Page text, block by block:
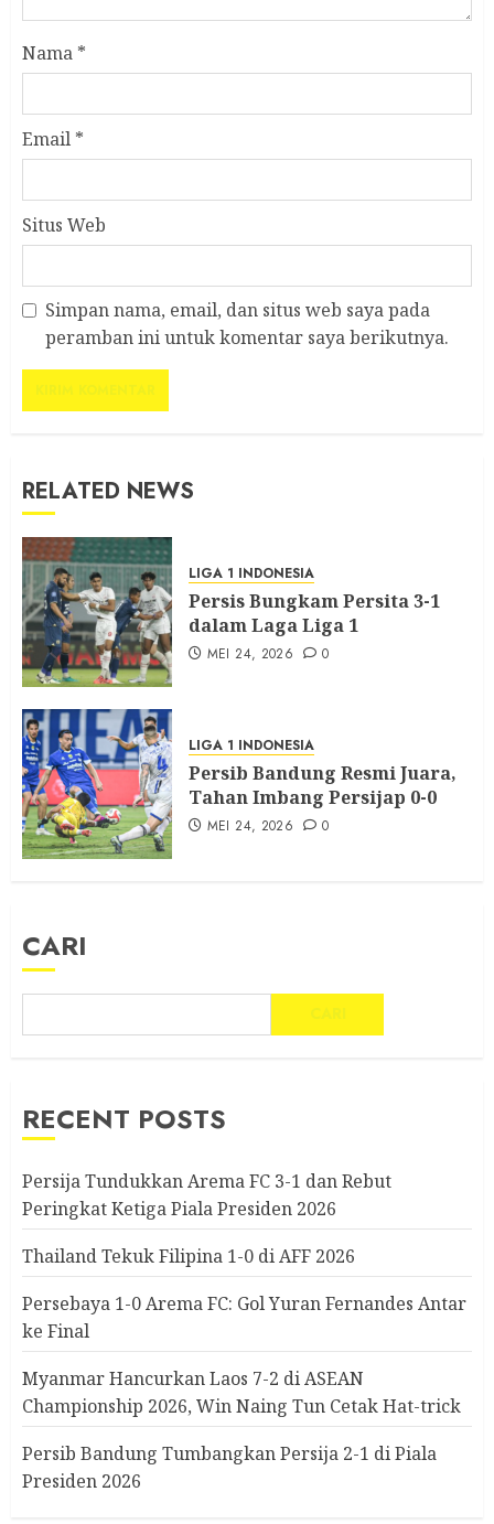
Nama *
Email *
Situs Web
Simpan nama, email, dan situs web saya pada
peramban ini untuk komentar saya berikutnya.
RELATED NEWS
LIGA 1 INDONESIA
Persis Bungkam Persita 3-1
dalam Laga Liga 1
MEI 24, 2026 0
LIGA 1 INDONESIA
Persib Bandung Resmi Juara,
Tahan Imbang Persijap 0-0
MEI 24, 2026 0
CARI
RECENT POSTS
Persija Tundukkan Arema FC 3-1 dan Rebut
Peringkat Ketiga Piala Presiden 2026
Thailand Tekuk Filipina 1-0 di AFF 2026
Persebaya 1-0 Arema FC: Gol Yuran Fernandes Antar
ke Final
Myanmar Hancurkan Laos 7-2 di ASEAN
Championship 2026, Win Naing Tun Cetak Hat-trick
Persib Bandung Tumbangkan Persija 2-1 di Piala
Presiden 2026